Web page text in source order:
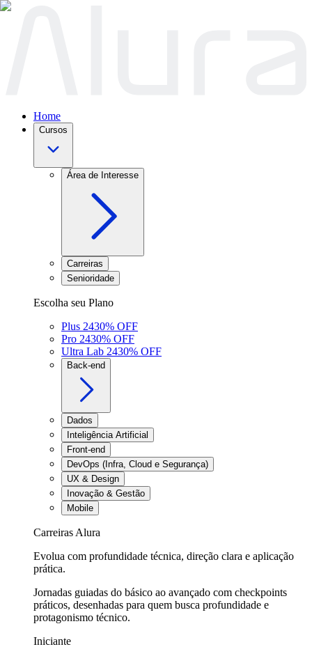
Home
Cursos
Área de Interesse
Carreiras
Senioridade
Escolha seu Plano
Plus 2430% OFF
Pro 2430% OFF
Ultra Lab 2430% OFF
Back-end
Dados
Inteligência Artificial
Front-end
DevOps (Infra, Cloud e Segurança)
UX & Design
Inovação & Gestão
Mobile
Carreiras Alura
Evolua com profundidade técnica, direção clara e aplicação
prática.
Jornadas guiadas do básico ao avançado com checkpoints
práticos, desenhadas para quem busca profundidade e
protagonismo técnico.
Iniciante